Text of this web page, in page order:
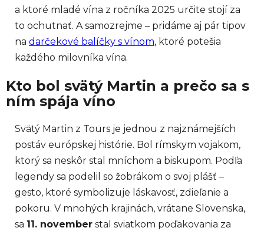
a ktoré mladé vína z ročníka 2025 určite stojí za
to ochutnať. A samozrejme – pridáme aj pár tipov
na darčekové balíčky s vínom, ktoré potešia
každého milovníka vína.
Kto bol svätý Martin a prečo sa s
ním spája víno
Svätý Martin z Tours je jednou z najznámejších
postáv európskej histórie. Bol rímskym vojakom,
ktorý sa neskôr stal mníchom a biskupom. Podľa
legendy sa podelil so žobrákom o svoj plášť –
gesto, ktoré symbolizuje láskavosť, zdieľanie a
pokoru. V mnohých krajinách, vrátane Slovenska,
sa 11. november stal sviatkom poďakovania za